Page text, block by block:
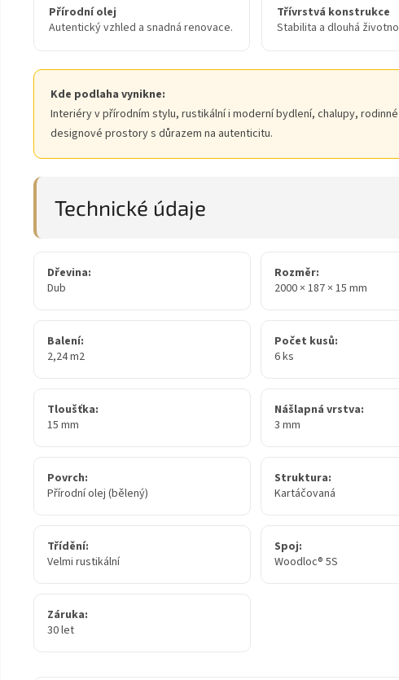
Přírodní olej
Autentický vzhled a snadná renovace.
Třívrstvá konstrukce
Stabilita a dlouhá
Kde podlaha vynikne:
Interiéry v přírodním stylu, rustikální i moderní bydlení, chalupy,
designové prostory s důrazem na autenticitu.
Technické údaje
Dřevina:
Dub
Rozměr:
2000 × 187 × 15 mm
Balení:
2,24 m2
Počet kusů:
6 ks
Tloušťka:
15 mm
Nášlapná vrstva:
3 mm
Povrch:
Přírodní olej (bělený)
Struktura:
Kartáčovaná
Třídění:
Velmi rustikální
Spoj:
Woodloc® 5S
Záruka:
30 let